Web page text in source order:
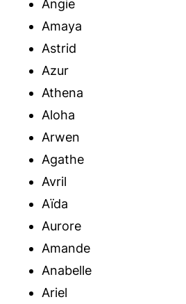
Angie
Amaya
Astrid
Azur
Athena
Aloha
Arwen
Agathe
Avril
Aïda
Aurore
Amande
Anabelle
Ariel